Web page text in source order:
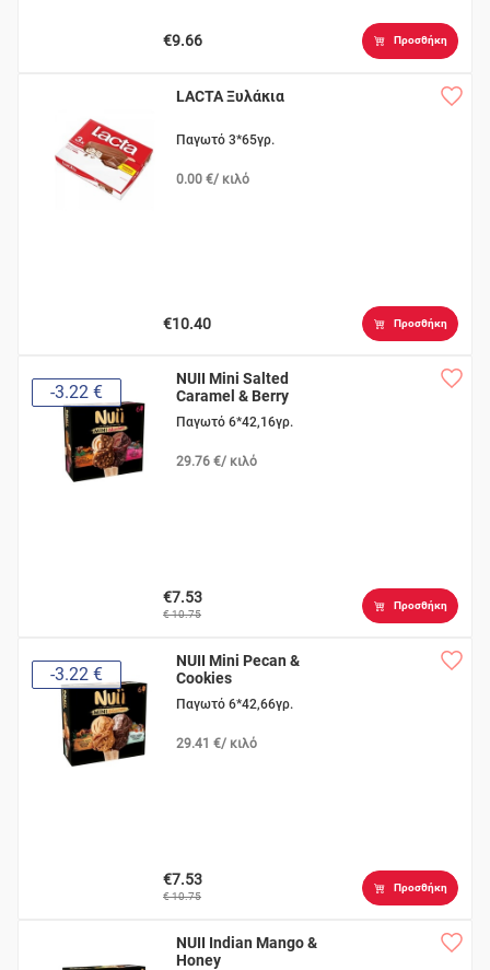
€9.66 Προσθήκη
LACTA Ξυλάκια
Παγωτό 3*65γρ.
0.00 €/ κιλό
€10.40 Προσθήκη
-3.22 €
NUII Mini Salted
Caramel & Berry
Παγωτό 6*42,16γρ.
29.76 €/ κιλό
€7.53
€ 10.75
Προσθήκη
-3.22 €
NUII Mini Pecan &
Cookies
Παγωτό 6*42,66γρ.
29.41 €/ κιλό
€7.53
€ 10.75
Προσθήκη
NUII Indian Mango &
Honey